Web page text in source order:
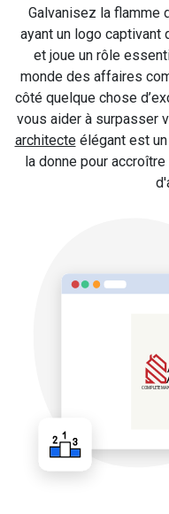
Galvanisez la flamme
ayant un logo
et joue un rôle
monde des affaires
côté quelque chose
vous aider à surpasser
architecteélégant est un
la donne pour